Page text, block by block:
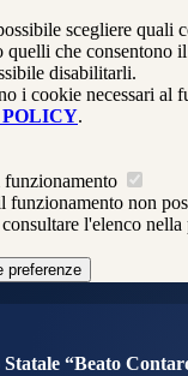
scegliere quali
quelli che consentono
disabilitarli.
i cookie necessari al
.
funzionamento
funzionamento non
l'elenco
preferenze
“Beato